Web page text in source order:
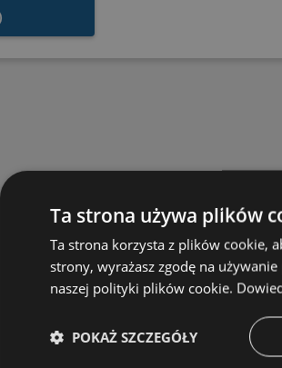
Ta strona używa plików
Ta strona korzysta z plików cookie,
strony, wyrażasz zgodę na
naszej polityki plików cookie.
POKAŻ SZCZEGÓŁY